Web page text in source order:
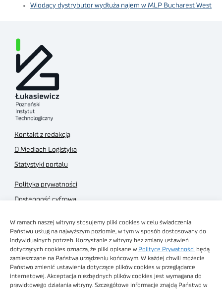
W ramach naszej witryny stosujemy pliki cookies w celu świadczenia
Państwu usług na najwyższym poziomie, w tym w sposób dostosowany do
indywidualnych potrzeb. Korzystanie z witryny bez zmiany ustawień
dotyczących cookies oznacza, że pliki opisane w Polityce Prywatności będą
zamieszczane na Państwa urządzeniu końcowym. W każdej chwili możecie
Państwo zmienić ustawienia dotyczące plików cookies w przeglądarce
internetowej. Akceptacja niezbędnych plików cookies jest wymagana do
prawidłowego działania witryny. Szczegółowe informacje znajdą Państwo w
Wiodący dystrybutor wydłuża najem w MLP Bucharest West
Kontakt z redakcją
O Mediach Logistyka
Statystyki portalu
Polityka prywatności
Dostępność cyfrowa
Regulamin sklepu
Obrazy stockowe